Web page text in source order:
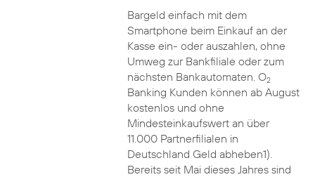
Bargeld einfach mit dem
Smartphone beim Einkauf an der
Kasse ein- oder auszahlen, ohne
Umweg zur Bankfiliale oder zum
nächsten Bankautomaten. O2
Banking Kunden können ab August
kostenlos und ohne
Mindesteinkaufswert an über
11.000 Partnerfilialen in
Deutschland Geld abheben1).
Bereits seit Mai dieses Jahres sind